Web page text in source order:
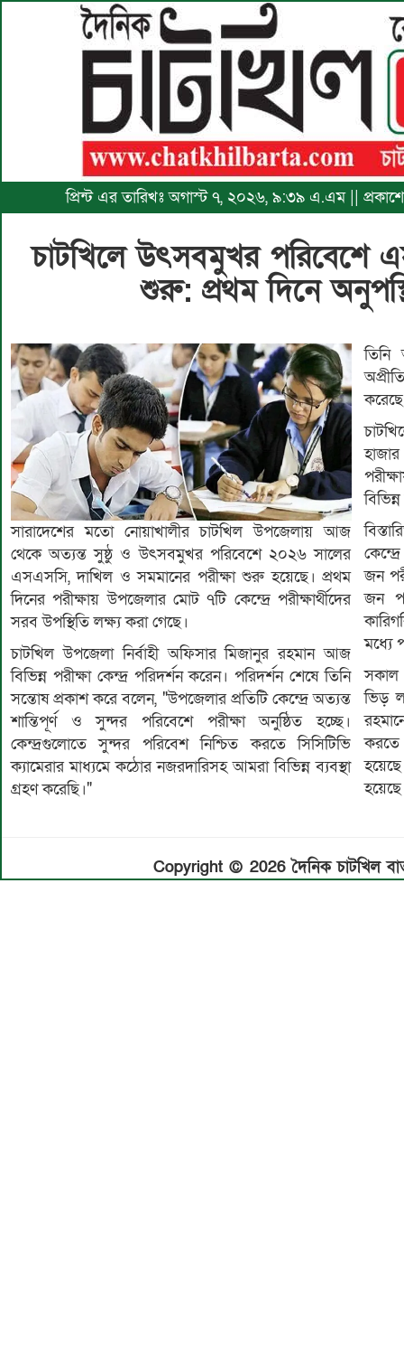
প্রিন্ট এর তারিখঃ অগাস্ট ৭, ২০২৬, ৯:৩৯ এ.এম ||
চাটখিলে উৎসবমুখর পরিবেশে
শুরু: প্রথম দিনে
সারাদেশের মতো নোয়াখালীর চাটখিল উপজেলায় আজ
থেকে অত্যন্ত সুষ্ঠু ও উৎসবমুখর পরিবেশে ২০২৬ সালের
এসএসসি, দাখিল ও সমমানের পরীক্ষা শুরু হয়েছে। প্রথম
দিনের পরীক্ষায় উপজেলার মোট ৭টি কেন্দ্রে পরীক্ষার্থীদের
সরব উপস্থিতি লক্ষ্য করা গেছে।
চাটখিল উপজেলা নির্বাহী অফিসার মিজানুর রহমান আজ
বিভিন্ন পরীক্ষা কেন্দ্র পরিদর্শন করেন। পরিদর্শন শেষে তিনি
সন্তোষ প্রকাশ করে বলেন, "উপজেলার প্রতিটি কেন্দ্রে অত্যন্ত
শান্তিপূর্ণ ও সুন্দর পরিবেশে পরীক্ষা অনুষ্ঠিত হচ্ছে।
কেন্দ্রগুলোতে সুন্দর পরিবেশ নিশ্চিত করতে সিসিটিভি
ক্যামেরার মাধ্যমে কঠোর নজরদারিসহ আমরা বিভিন্ন ব্যবস্থা
গ্রহণ করেছি।"
জন
জন
মধ্যে
সকাল
ভিড়
করতে
Copyright © 2026 দৈনিক চাটখিল